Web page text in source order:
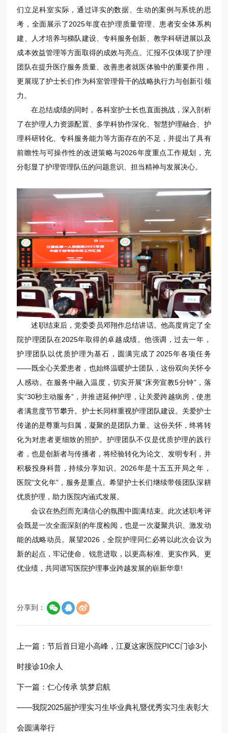
们立足科室实际，通过详实的数据、生动的案例与系统的思
考，全面展示了2025年度在护理质量管理、患者安全体系构
建、人才培养与梯队建设、专科服务创新、教学科研进展以及
成本效益管理等方面取得的成效与亮点。汇报不仅体现了护理
团队在提升医疗服务质量、改善患者就医体验中的重要作用，
更展现了护士长们作为科室管理骨干的战略执行力与创新引领
力。
在总结成绩的同时，各科室护士长也直面挑战，深入剖析
了在护理人力资源配置、多学科协作深化、智慧护理融合、护
理科研转化、专科服务能力等方面存在的不足，并提出了具有
前瞻性与可操作性的改进策略与2026年度重点工作规划，充
分彰显了护理管理队伍的问题意识、担当精神与发展决心。
述职结束后，党委委员邓翔作总结讲话。他高度肯定了全
院护理团队在2025年取得的卓越成绩。他强调，过去一年，
护理团队以优质护理为基石，圆满完成了2025年各项任务
——既全心关爱患者，也始终温暖护士团队，这份双向关怀令
人感动。在服务中融入温度，切实开展“床旁宣教5分钟”，落
实“30秒主动服务”，并推进延伸护理，让关爱跨越病房，使患
者满意度节节攀升。护士长同样重视护理团队建设。关爱护士
传递的是尊重与归属，凝聚的是团队力量。这份关怀，终将转
化为对患者更细致的照护。护理团队不仅是优质护理的践行
者，也是创新者与传播者，将经验转化为论文、发明专利，并
积极投身科普，持续分享知识。2026年是十五五开局之年，
医院“文化年”，服务是重点。希望护士长们继续带领团队深耕
优质护理，助力医院内涵式发展。
会议在热烈而充满信心的氛围中圆满结束。此次述职考评
会既是一次全面深刻的年度检阅，也是一次凝聚共识、激发动
能的战略动员。展望2026，全院护理同仁必将以此次会议为
新的起点，牢记使命、锐意进取，以更高标准、更实作风、更
优业绩，共同谱写医院护理事业跨越发展的崭新华章!
分享到：
上一篇：节后首日迎小高峰，江夏这家医院PICC门诊3小
时接诊10余人
下一篇：仁心传承 筑梦启航
——我院2025届护理实习生毕业典礼暨优秀实习生表彰大
会圆满举行